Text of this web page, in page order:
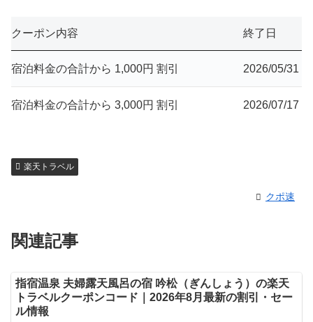
クーポン内容 終了日
宿泊料金の合計から 1,000円 割引 2026/05/31
宿泊料金の合計から 3,000円 割引 2026/07/17
楽天トラベル
クポ速
関連記事
指宿温泉 夫婦露天風呂の宿 吟松（ぎんしょう）の楽天
トラベルクーポンコード｜2026年8月最新の割引・セー
ル情報